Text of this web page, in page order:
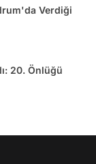
Verdiği
20. Önlüğü